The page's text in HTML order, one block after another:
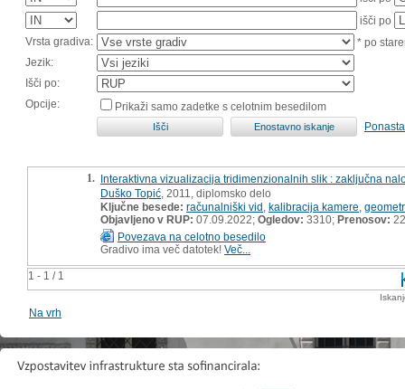
išči po
Vrsta gradiva:
* po
Jezik:
Išči po:
Opcije:
Prikaži samo zadetke s celotnim besedilom
1 - 1 / 1
1. Interaktivna vizualizacija tridimenzionalnih slik : zaključna
Duško Topić , 2011, diplomsko delo
Ključne besede: računalniški vid kalibracija kamere
Objavljeno v RUP: 07.09.2022; Ogledov: 3310; Prenosov: 22
Povezava na celotno besedilo
Gradivo ima več datotek! Več...
Na vrh